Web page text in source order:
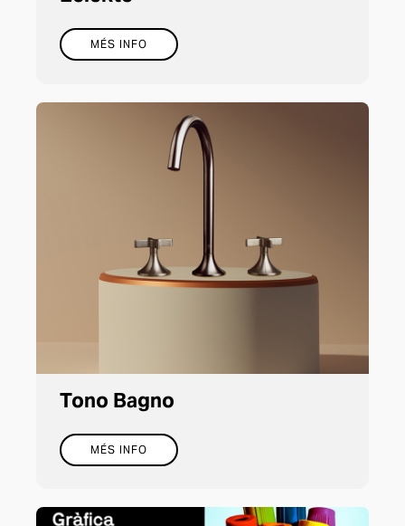
MÉS INFO
Tono Bagno
MÉS INFO